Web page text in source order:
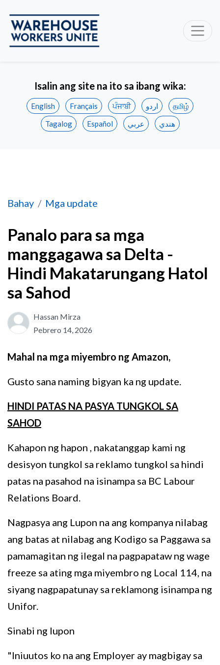
Isalin ang site na ito sa ibang wika:
English Français ਪੰਜਾਬੀ اردو
தமிழ்
Tagalog
Español عربي هندي
Bahay Mga update
Panalo para sa mga manggagawa sa Delta -
Panalo para sa mga
manggagawa sa Delta -
Hindi Makatarungang Hatol
sa Sahod
Hassan Mirza
Pebrero 14, 2026
Mahal na mga miyembro ng Amazon,
Gusto sana naming bigyan ka ng update.
HINDI PATAS NA PASYA TUNGKOL SA
SAHOD
Kahapon ng hapon , nakatanggap kami ng
desisyon tungkol sa reklamo tungkol sa hindi
patas na pasahod na isinampa sa BC Labour
Relations Board.
Nagpasya ang Lupon na ang kompanya nilabag
ang batas at nilabag ang Kodigo sa Paggawa sa
pamamagitan ng ilegal na pagpapataw ng wage
freeze sa ating mga miyembro ng Local 114, na
siyang nagpapatunay sa reklamong isinampa ng
Unifor.
Sinabi ng lupon
"Iniuutos ko na ang Employer ay magbigay sa